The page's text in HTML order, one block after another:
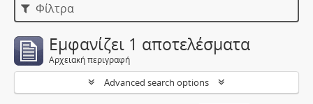
Φίλτρα
Εμφανίζει 1 αποτελέσματα
Αρχειακή περιγραφή
Advanced search options